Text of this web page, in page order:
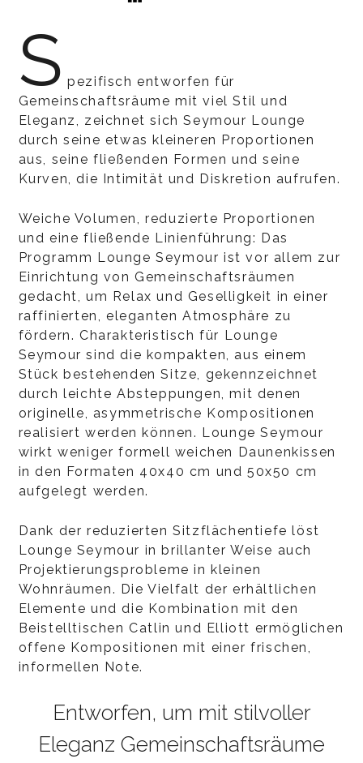
S pezifisch entworfen für
Gemeinschaftsräume mit viel Stil und
Eleganz, zeichnet sich Seymour Lounge
durch seine etwas kleineren Proportionen
aus, seine fließenden Formen und seine
Kurven, die Intimität und Diskretion aufrufen.
Weiche Volumen, reduzierte Proportionen
und eine fließende Linienführung: Das
Programm Lounge Seymour ist vor allem zur
Einrichtung von Gemeinschaftsräumen
gedacht, um Relax und Geselligkeit in einer
raffinierten, eleganten Atmosphäre zu
fördern. Charakteristisch für Lounge
Seymour sind die kompakten, aus einem
Stück bestehenden Sitze, gekennzeichnet
durch leichte Absteppungen, mit denen
originelle, asymmetrische Kompositionen
realisiert werden können. Lounge Seymour
wirkt weniger formell weichen Daunenkissen
in den Formaten 40x40 cm und 50x50 cm
aufgelegt werden.
Dank der reduzierten Sitzflächentiefe löst
Lounge Seymour in brillanter Weise auch
Projektierungsprobleme in kleinen
Wohnräumen. Die Vielfalt der erhältlichen
Elemente und die Kombination mit den
Beistelltischen Catlin und Elliott ermöglichen
offene Kompositionen mit einer frischen,
informellen Note.
Entworfen, um mit stilvoller
Eleganz Gemeinschaftsräume